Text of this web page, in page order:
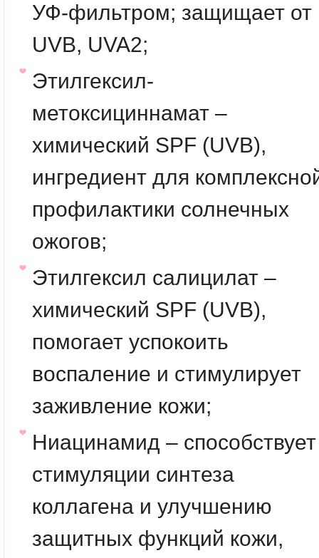
УФ-фильтром; защищает от
UVB, UVA2;
Этилгексил-
метоксициннамат –
химический SPF (UVB),
ингредиент для
профилактики солнечных
ожогов;
Этилгексил салицилат –
химический SPF (UVB),
помогает успокоить
воспаление и стимулирует
заживление кожи;
Ниацинамид – способствует
стимуляции синтеза
коллагена и улучшению
защитных функций кожи,